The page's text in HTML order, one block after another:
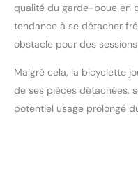
qualité du garde-boue en
tendance à se détacher
obstacle pour des
Malgré cela, la bicyclette
de ses pièces détachées,
potentiel usage prolongé